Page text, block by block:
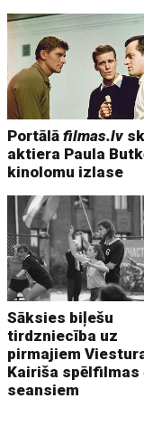
Portālāfilmas.lv
aktiera Paula
kinolomu izlase
Sāksies biļešu
tirdzniecība uz
pirmajiem
Kairiša spēlfilmas
seansiem